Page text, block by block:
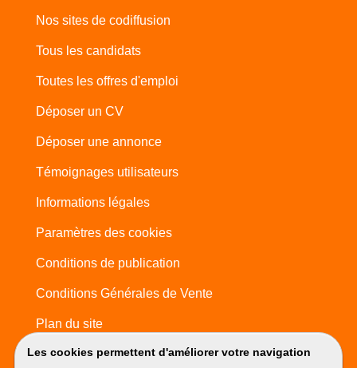
Les cookies permettent d'améliorer votre navigation
Nos sites de codiffusion
Tous les candidats
Toutes les offres d'emploi
Déposer un CV
Déposer une annonce
Témoignages utilisateurs
Informations légales
Paramètres des cookies
Conditions de publication
Conditions Générales de Vente
Plan du site